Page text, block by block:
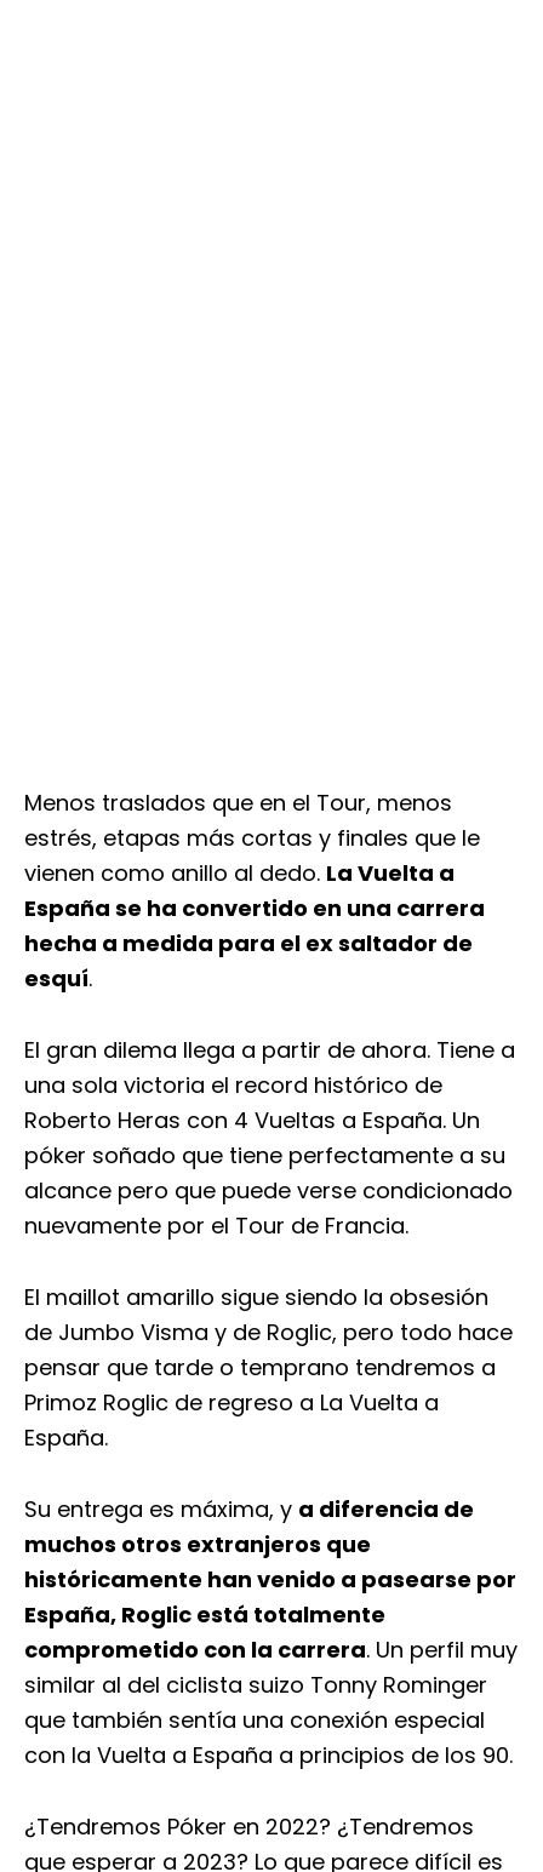
Menos traslados que en el Tour, menos
estrés, etapas más cortas y finales que le
vienen como anillo al dedo. La Vuelta a
España se ha convertido en una carrera
hecha a medida para el ex saltador de
esquí.
El gran dilema llega a partir de ahora. Tiene a
una sola victoria el record histórico de
Roberto Heras con 4 Vueltas a España. Un
póker soñado que tiene perfectamente a su
alcance pero que puede verse condicionado
nuevamente por el Tour de Francia.
El maillot amarillo sigue siendo la obsesión
de Jumbo Visma y de Roglic, pero todo hace
pensar que tarde o temprano tendremos a
Primoz Roglic de regreso a La Vuelta a
España.
Su entrega es máxima, y a diferencia de
muchos otros extranjeros que
históricamente han venido a pasearse por
España, Roglic está totalmente
comprometido con la carrera. Un perfil muy
similar al del ciclista suizo Tonny Rominger
que también sentía una conexión especial
con la Vuelta a España a principios de los 90.
¿Tendremos Póker en 2022? ¿Tendremos
que esperar a 2023? Lo que parece difícil es